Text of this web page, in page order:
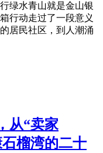
绿水青山就是金山银
行动走过了一段意义
居民社区，到人潮涌
从“卖家
榴湾的二十